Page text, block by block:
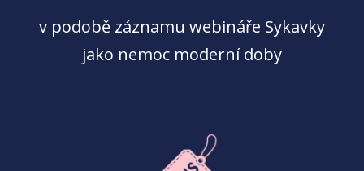
v podobě záznamu webináře Sykavky
jako nemoc moderní doby